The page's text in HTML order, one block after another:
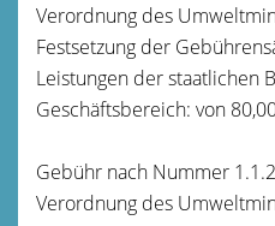
Verordnung des
Festsetzung der
Leistungen der staatlichen
Geschäftsbereich: von
Gebühr nach Nummer
Verordnung des